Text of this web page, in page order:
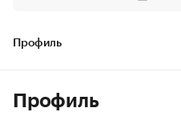
Профиль
Профиль